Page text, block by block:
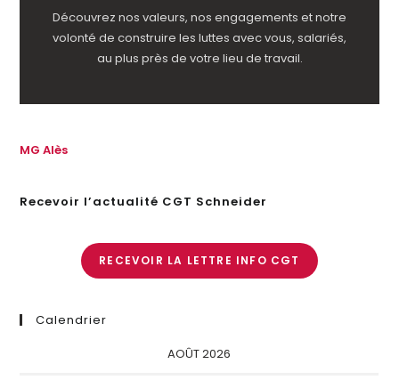
Découvrez nos valeurs, nos engagements et notre
volonté de construire les luttes avec vous, salariés,
au plus près de votre lieu de travail.
MG Alès
Recevoir l’actualité CGT Schneider
RECEVOIR LA LETTRE INFO CGT
Calendrier
AOÛT 2026